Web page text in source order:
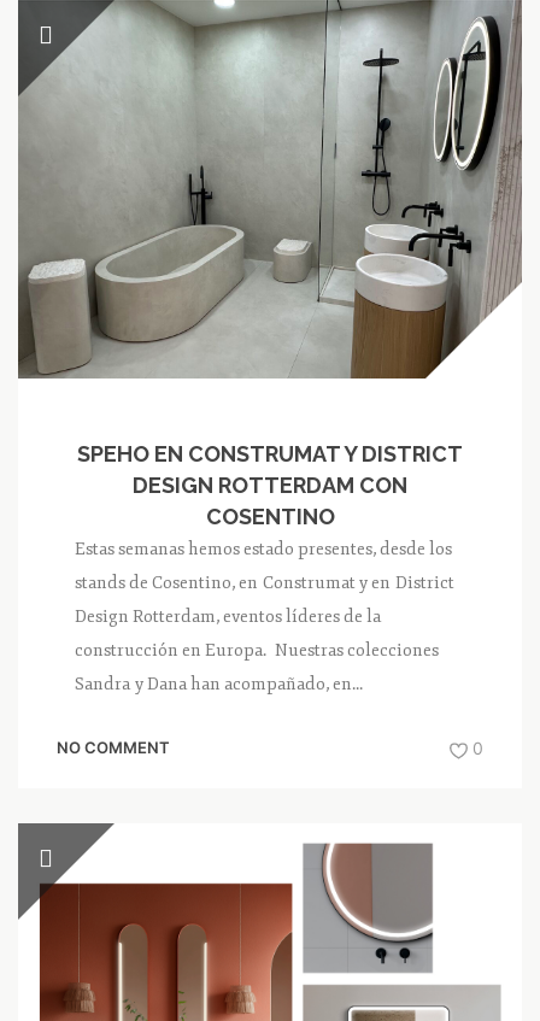
SPEHO EN CONSTRUMAT Y DISTRICT
DESIGN ROTTERDAM CON
COSENTINO
Estas semanas hemos estado presentes, desde los
stands de Cosentino, en Construmat y en District
Design Rotterdam, eventos líderes de la
construcción en Europa. Nuestras colecciones
Sandra y Dana han acompañado, en...
NO COMMENT 0